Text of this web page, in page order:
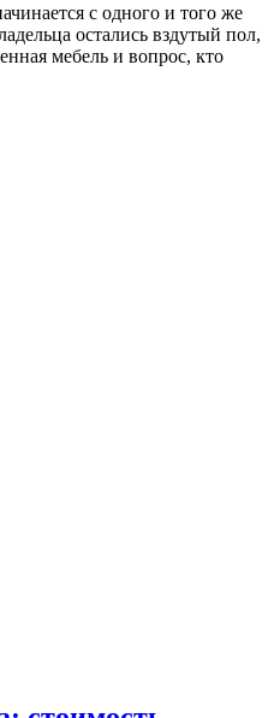
с одного и того же
остались вздутый пол,
мебель и вопрос, кто